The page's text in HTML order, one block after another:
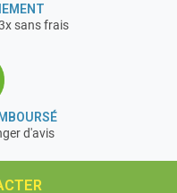
sans frais
d'avis